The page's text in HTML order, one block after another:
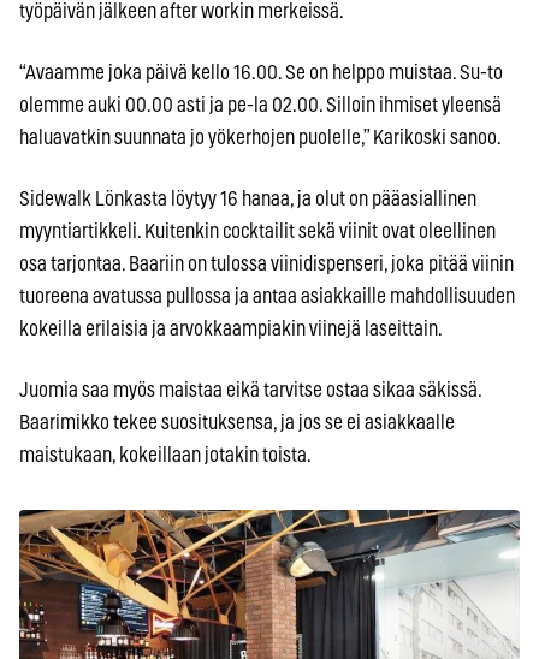
työpäivän jälkeen after workin merkeissä.
“Avaamme joka päivä kello 16.00. Se on helppo muistaa. Su-to
olemme auki 00.00 asti ja pe-la 02.00. Silloin ihmiset yleensä
haluavatkin suunnata jo yökerhojen puolelle,” Karikoski sanoo.
Sidewalk Lönkasta löytyy 16 hanaa, ja olut on pääasiallinen
myyntiartikkeli. Kuitenkin cocktailit sekä viinit ovat oleellinen
osa tarjontaa. Baariin on tulossa viinidispenseri, joka pitää viinin
tuoreena avatussa pullossa ja antaa asiakkaille mahdollisuuden
kokeilla erilaisia ja arvokkaampiakin viinejä laseittain.
Juomia saa myös maistaa eikä tarvitse ostaa sikaa säkissä.
Baarimikko tekee suosituksensa, ja jos se ei asiakkaalle
maistukaan, kokeillaan jotakin toista.